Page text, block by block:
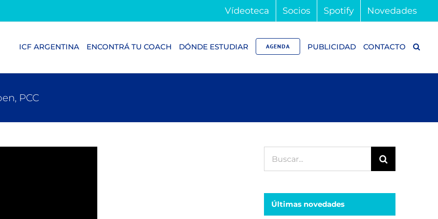
Vídeoteca Socios Spotify Novedades
ICF ARGENTINA ENCONTRÁ TU COACH DÓNDE ESTUDIAR AGENDA PUBLICIDAD CONTACTO
PCC
Últimas novedades